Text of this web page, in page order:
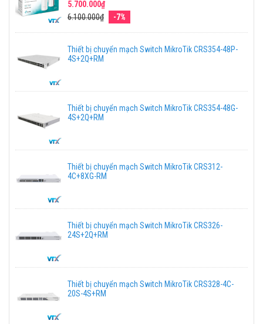
5.700.000₫
6.100.000₫
-7%
Thiết bị chuyển mạch Switch MikroTik CRS354-48P-
4S+2Q+RM
Thiết bị chuyển mạch Switch MikroTik CRS354-48G-
4S+2Q+RM
Thiết bị chuyển mạch Switch MikroTik CRS312-
4C+8XG-RM
Thiết bị chuyển mạch Switch MikroTik CRS326-
24S+2Q+RM
Thiết bị chuyển mạch Switch MikroTik CRS328-4C-
20S-4S+RM